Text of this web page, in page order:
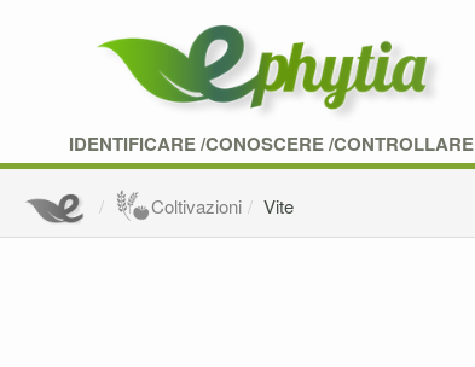
IDENTIFICARE /CONOSCERE /CONTROLLARE
Coltivazioni Vite